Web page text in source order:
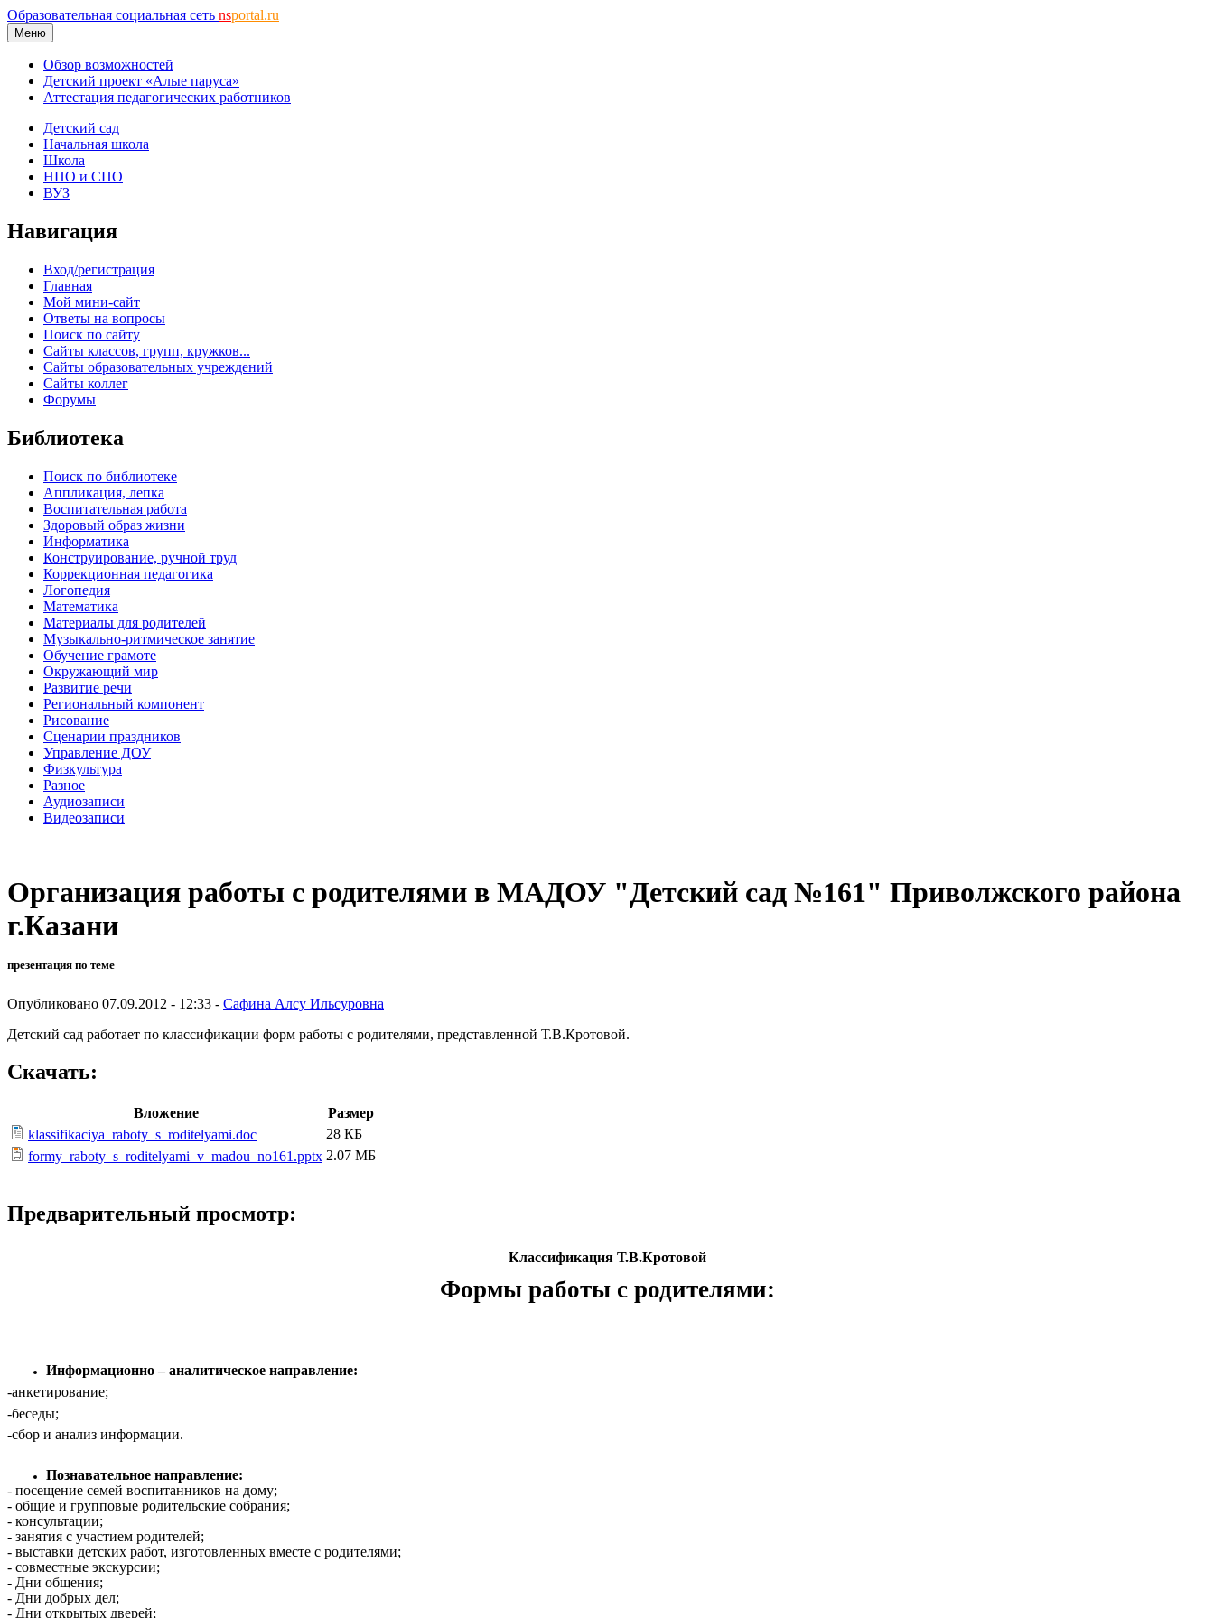
Образовательная социальная сеть nsportal.ru
Меню
Обзор возможностей
Детский проект «Алые паруса»
Аттестация педагогических работников
Детский сад
Начальная школа
Школа
НПО и СПО
ВУЗ
Навигация
Вход/регистрация
Главная
Мой мини-сайт
Ответы на вопросы
Поиск по сайту
Сайты классов, групп, кружков...
Сайты образовательных учреждений
Сайты коллег
Форумы
Библиотека
Поиск по библиотеке
Аппликация, лепка
Воспитательная работа
Здоровый образ жизни
Информатика
Конструирование, ручной труд
Коррекционная педагогика
Логопедия
Математика
Материалы для родителей
Музыкально-ритмическое занятие
Обучение грамоте
Окружающий мир
Развитие речи
Региональный компонент
Рисование
Сценарии праздников
Управление ДОУ
Физкультура
Разное
Аудиозаписи
Видеозаписи
Организация работы с родителями в МАДОУ "Детский сад №161" Приволжского района
г.Казани
презентация по теме
Опубликовано 07.09.2012 - 12:33 - Сафина Алсу Ильсуровна
Детский сад работает по классификации форм работы с родителями, представленной Т.В.Кротовой.
Скачать:
Вложение
Размер
klassifikaciya_raboty_s_roditelyami.doc
28 КБ
formy_raboty_s_roditelyami_v_madou_no161.pptx 2.07 МБ
Предварительный просмотр:
Классификация Т.В.Кротовой
Формы работы с родителями:
Информационно – аналитическое направление:
-анкетирование;
-беседы;
-сбор и анализ информации.
Познавательное направление:
- посещение семей воспитанников на дому;
- общие и групповые родительские собрания;
- консультации;
- занятия с участием родителей;
- выставки детских работ, изготовленных вместе с родителями;
- совместные экскурсии;
- Дни общения;
- Дни добрых дел;
- Дни открытых дверей;